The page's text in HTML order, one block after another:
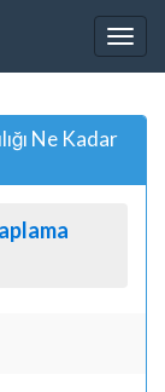
Ne Kadar